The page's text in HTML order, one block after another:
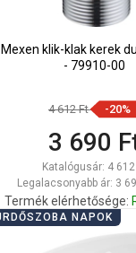
Mexen klik-klak kerek
- 79910-00
4 612 Ft -20%
3 690
Katalógusár: 4 612
Legalacsonyabb ár: 3
Termék elérhetősége:
Kosárba
NAPOK